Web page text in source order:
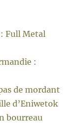
Full Metal
:
de mordant
d’Eniwetok
bourreau